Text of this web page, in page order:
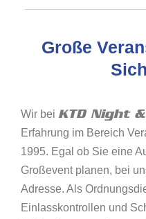
Große
Wir bei KTD Night
Erfahrung im Bereich
1995. Egal ob Sie eine
Großevent planen, bei
Adresse. Als
Einlasskontrollen und